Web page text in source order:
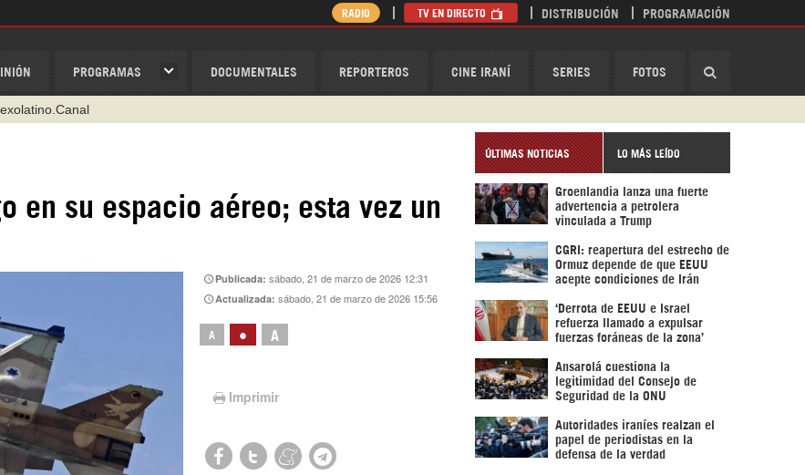
PROGRAMAS DOCUMENTALES REPORTEROS CINE IRANÍ SERIES FOTOS
RADIO TV EN DIRECTO DISTRIBUCIÓN PROGRAMACIÓN
en su espacio aéreo; esta vez un
Publicada:sábado, 21 de marzo de 2026 12:31
Actualizada:sábado, 21 de marzo de 2026 15:56
A • A
Imprimir
ÚLTIMAS NOTICIAS LO MÁS LEÍDO
Groenlandia lanza una fuerte
advertencia a petrolera
vinculada a Trump
CGRI: reapertura del estrecho de
Ormuz depende de que EEUU
acepte condiciones de Irán
‘Derrota de EEUU e Israel
refuerza llamado a expulsar
fuerzas foráneas de la zona’
Ansarolá cuestiona la
legitimidad del Consejo de
Seguridad de la ONU
Autoridades iraníes realzan el
papel de periodistas en la
defensa de la verdad